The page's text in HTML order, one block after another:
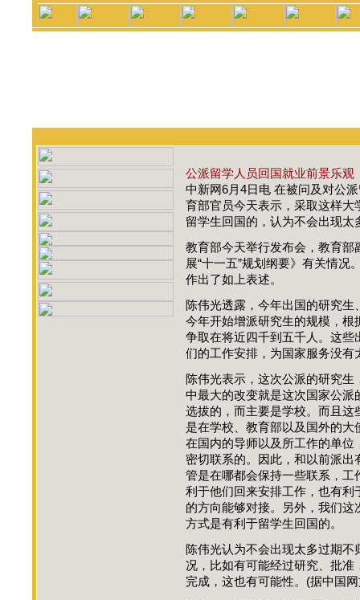
公派留学人员回国就业前景乐观
中新网6月4日电 在被问及对公
育部官员今天表示，采取这样
留学生回国的，认为不会出现太
教育部今天举行发布会，教育
展“十一五”规划纲要》有关情
作出了如上表述。
陈伟光透露，今年出国的研究
今年开始增派研究生的规模，
争取在将近四千到五千人。这
们的工作安排，为国家服务没有
陈伟光表示，这次公派的研究
中最大的改变就是这次国家公
选拔的，而主要是学校。而且
是在学校、教育部以及国外的
在国内的导师以及所工作的单
密切联系的。因此，和以前派
管是在哪都会保持一些联系，
利于他们回来安排工作，也有
的方向能够对接。另外，我们
方式是有利于留学生回国的。
陈伟光认为不会出现太多过期
况，比如有可能经过研究、批
完成，这也有可能性。(据中国